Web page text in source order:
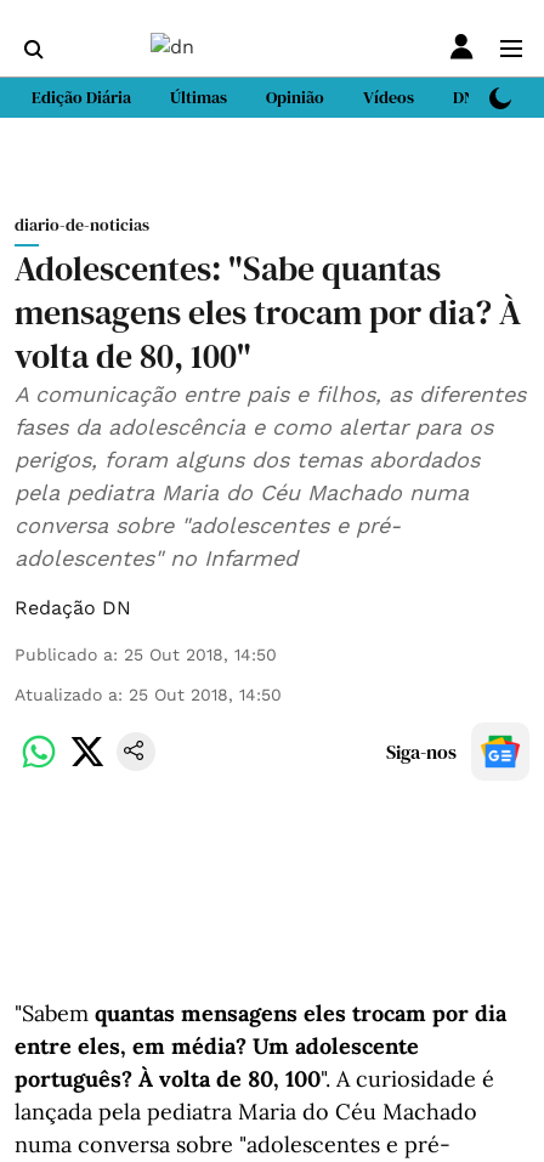
Edição Diária Últimas Opinião Vídeos DN Sport
diario-de-noticias
Adolescentes: "Sabe quantas
mensagens eles trocam por dia? À
volta de 80, 100"
A comunicação entre pais e filhos, as diferentes
fases da adolescência e como alertar para os
perigos, foram alguns dos temas abordados
pela pediatra Maria do Céu Machado numa
conversa sobre "adolescentes e pré-
adolescentes" no Infarmed
Redação DN
Publicado a: 25 Out 2018, 14:50
Atualizado a: 25 Out 2018, 14:50
Siga-nos
"Sabem quantas mensagens eles trocam por dia
entre eles, em média? Um adolescente
português? À volta de 80, 100". A curiosidade é
lançada pela pediatra Maria do Céu Machado
numa conversa sobre "adolescentes e pré-